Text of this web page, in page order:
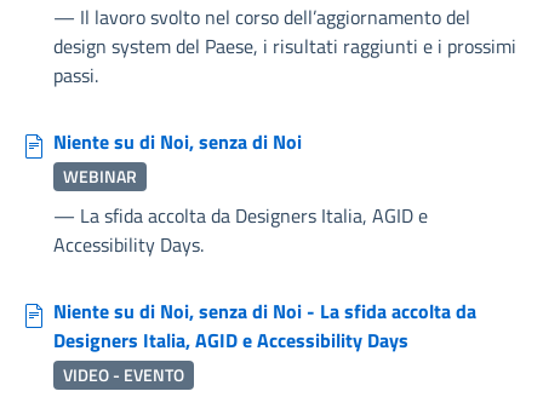
— Il lavoro svolto nel corso dell’aggiornamento del
design system del Paese, i risultati raggiunti e i prossimi
passi.
Niente su di Noi, senza di Noi
WEBINAR
— La sfida accolta da Designers Italia, AGID e
Accessibility Days.
Niente su di Noi, senza di Noi - La sfida accolta da
Designers Italia, AGID e Accessibility Days
VIDEO - EVENTO